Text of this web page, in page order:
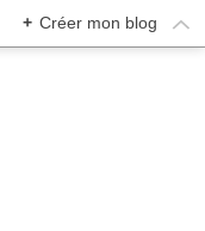
+ Créer mon blog